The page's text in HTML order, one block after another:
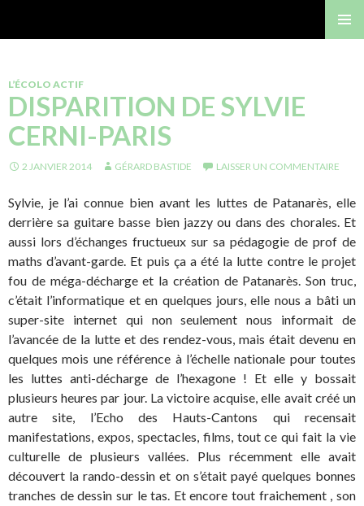
L’ÉCOLO ACTIF
DISPARITION DE SYLVIE
CERNI-PARIS
2 JANVIER 2014 GÉRARD BASTIDE LAISSER UN COMMENTAIRE
Sylvie, je l’ai connue bien avant les luttes de Patanarès, elle
derrière sa guitare basse bien jazzy ou dans des chorales. Et
aussi lors d’échanges fructueux sur sa pédagogie de prof de
maths d’avant-garde. Et puis ça a été la lutte contre le projet
fou de méga-décharge et la création de Patanarès. Son truc,
c’était l’informatique et en quelques jours, elle nous a bâti un
super-site internet qui non seulement nous informait de
l’avancée de la lutte et des rendez-vous, mais était devenu en
quelques mois une référence à l’échelle nationale pour toutes
les luttes anti-décharge de l’hexagone ! Et elle y bossait
plusieurs heures par jour. La victoire acquise, elle avait créé un
autre site, l’Echo des Hauts-Cantons qui recensait
manifestations, expos, spectacles, films, tout ce qui fait la vie
culturelle de plusieurs vallées. Plus récemment elle avait
découvert la rando-dessin et on s’était payé quelques bonnes
tranches de dessin sur le tas. Et encore tout fraichement , son